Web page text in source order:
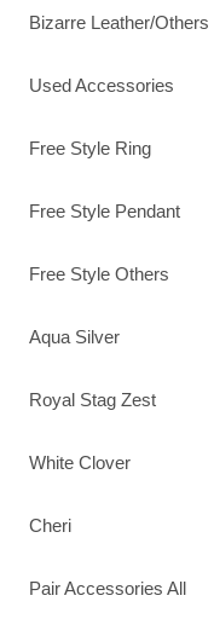
Bizarre Leather/Others
Used Accessories
Free Style Ring
Free Style Pendant
Free Style Others
Aqua Silver
Royal Stag Zest
White Clover
Cheri
Pair Accessories All